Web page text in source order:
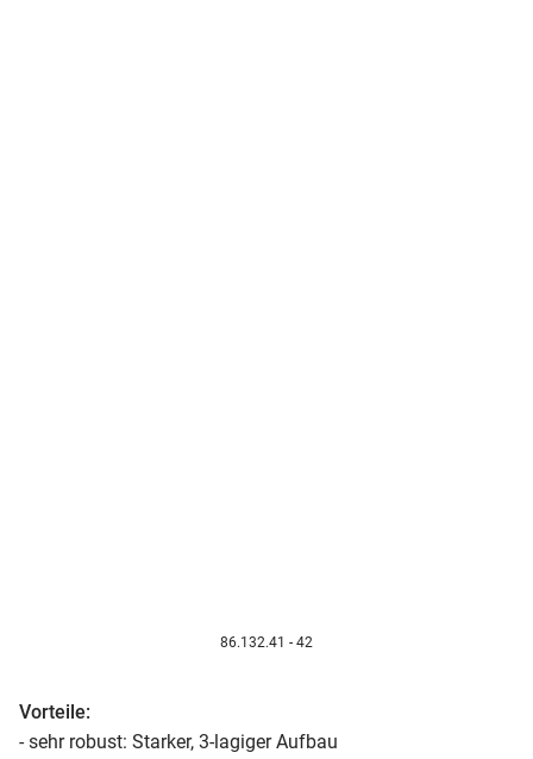
86.132.41 - 42
Vorteile:
- sehr robust: Starker, 3-lagiger Aufbau